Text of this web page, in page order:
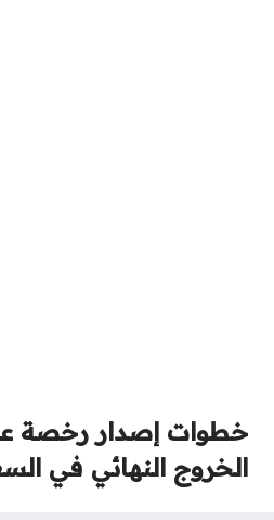
خطوات إصدار رخصة
الخروج النهائي في